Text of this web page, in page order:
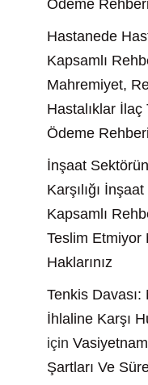
Ödeme Rehberi
Hastanede
Kapsamlı
Mahremiyet,
Hastalıklar
Ödeme Rehberi
İnşaat
Karşılığı
Kapsamlı
Teslim Etmiyor
Haklarınız
Tenkis Davası:
İhlaline Karşı
için
Şartları Ve